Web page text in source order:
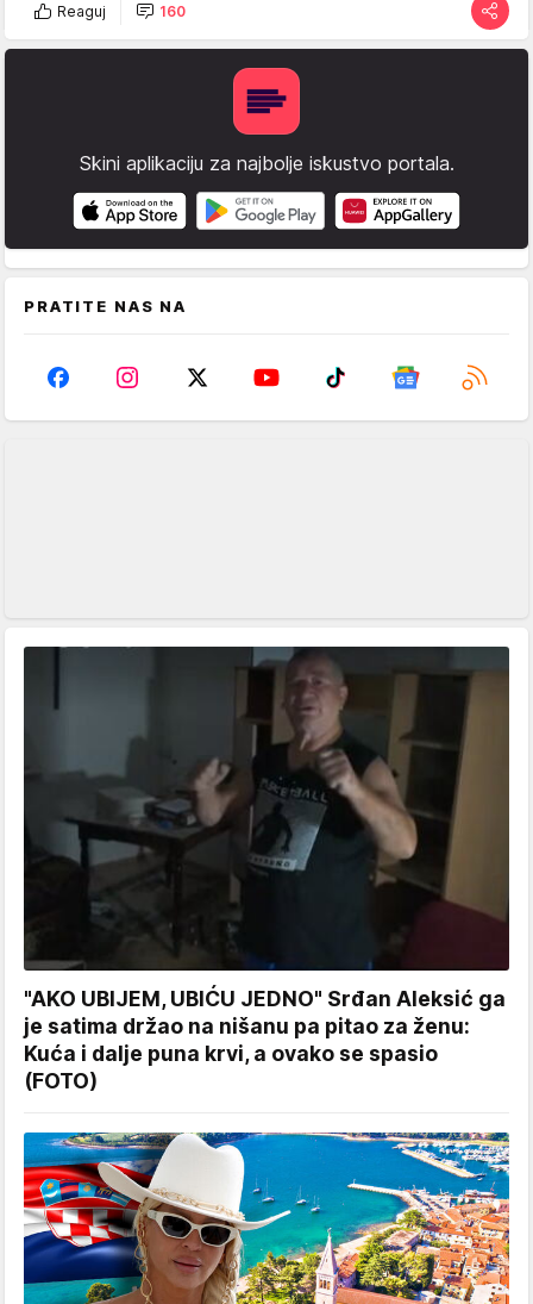
Reaguj 160
Skini aplikaciju za najbolje iskustvo portala.
PRATITE NAS NA
"AKO UBIJEM, UBIĆU JEDNO" Srđan Aleksić ga
je satima držao na nišanu pa pitao za ženu:
Kuća i dalje puna krvi, a ovako se spasio
(FOTO)